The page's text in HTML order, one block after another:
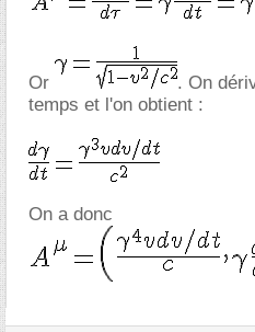
Or
. On
temps et l'on obtient :
On a donc